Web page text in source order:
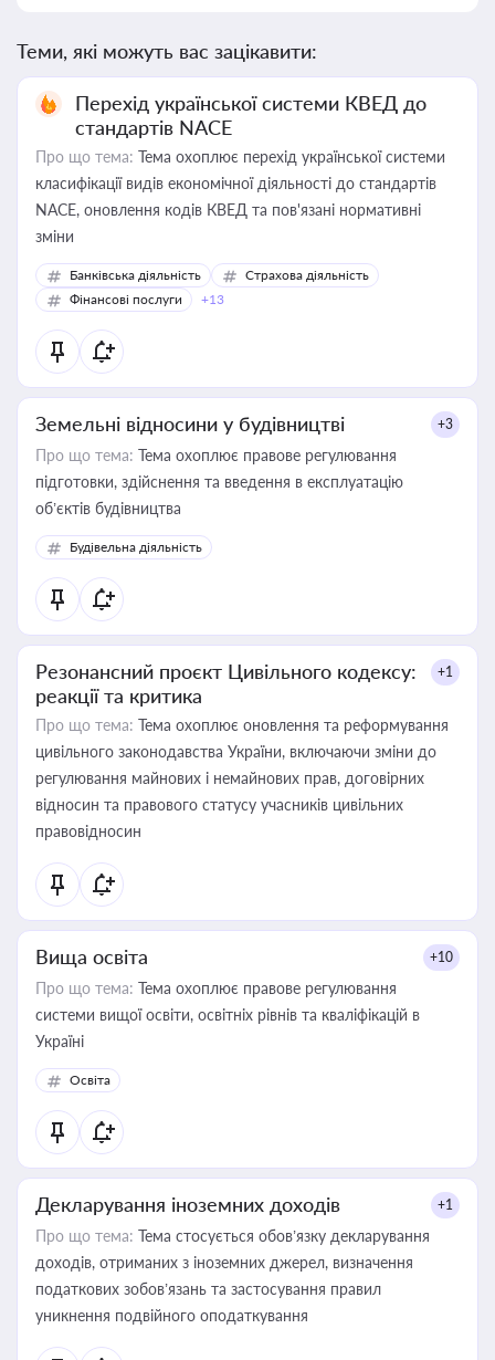
Теми, які можуть вас зацікавити:
Перехід української системи КВЕД до
стандартів NACE
Про що тема: Тема охоплює перехід української системи
класифікації видів економічної діяльності до стандартів
NACE, оновлення кодів КВЕД та пов'язані нормативні
зміни
Банківська діяльність
Страхова діяльність
Фінансові послуги
+13
Земельні відносини у будівництві +3
Про що тема: Тема охоплює правове регулювання
підготовки, здійснення та введення в експлуатацію
об’єктів будівництва
Будівельна діяльність
Резонансний проєкт Цивільного кодексу:
реакції та критика
+1
Про що тема: Тема охоплює оновлення та реформування
цивільного законодавства України, включаючи зміни до
регулювання майнових і немайнових прав, договірних
відносин та правового статусу учасників цивільних
правовідносин
Вища освіта +10
Про що тема: Тема охоплює правове регулювання
системи вищої освіти, освітніх рівнів та кваліфікацій в
Україні
Освіта
Декларування іноземних доходів +1
Про що тема: Тема стосується обов’язку декларування
доходів, отриманих з іноземних джерел, визначення
податкових зобов’язань та застосування правил
уникнення подвійного оподаткування